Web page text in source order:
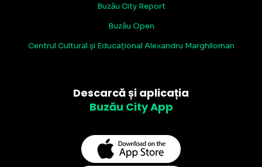
Buzău City Report
Buzău Open
Centrul Cultural și Educațional Alexandru Marghiloman
Descarcă și aplicația
Buzău City App